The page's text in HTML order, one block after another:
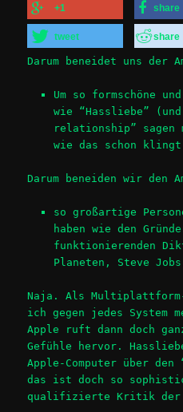
+1 share
tweet share
Darum beneidet uns der
Um so formschöne
wie “Hassliebe”
relationship” sagen
wie das schon
Darum beneiden wir den
so großartige
haben wie den
funktionierenden
Planeten, Steve
Naja. Als Multiplattform-
ich gegen jedes System
Apple ruft dann doch
Gefühle hervor.
Apple-Computer über
das ist doch so
qualifizierte Kritik der